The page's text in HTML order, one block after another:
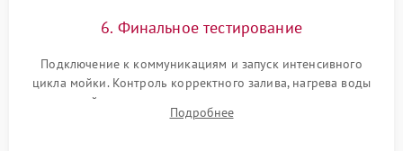
6. Финальное тестирование
Подключение к коммуникациям и запуск интенсивного
цикла мойки. Контроль корректного залива, нагрева воды
до нужной температуры, отсутствия посторонних шумов,
штатного слива и абсолютной сухости в поддоне.
Подробнее